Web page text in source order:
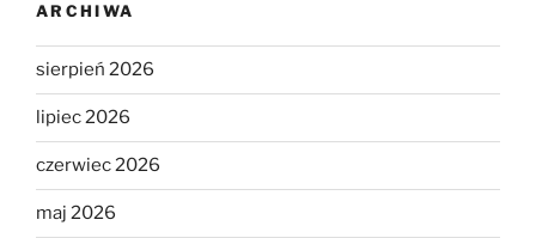
ARCHIWA
sierpień 2026
lipiec 2026
czerwiec 2026
maj 2026